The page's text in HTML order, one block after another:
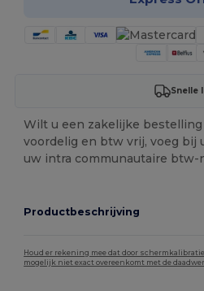
Snelle
Wilt u een zakelijke bestelling
voordelig en btw vrij, voeg bij
uw intra communautaire btw-
Productbeschrijving
Houd er rekening mee dat door
mogelijk niet exact overeenkomt met de